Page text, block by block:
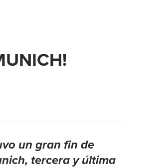
un gran fin de
tercera y última